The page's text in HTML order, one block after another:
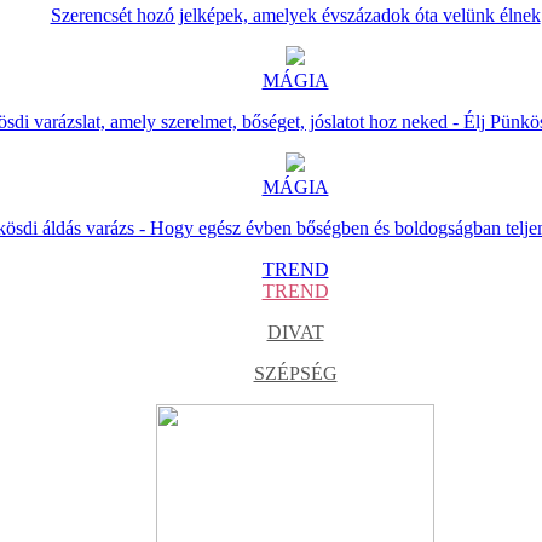
Szerencsét hozó jelképek, amelyek évszázadok óta velünk élnek
MÁGIA
varázslat, amely szerelmet, bőséget, jóslatot hoz neked - Élj
MÁGIA
áldás varázs - Hogy egész évben bőségben és boldogságban
TREND
TREND
DIVAT
SZÉPSÉG